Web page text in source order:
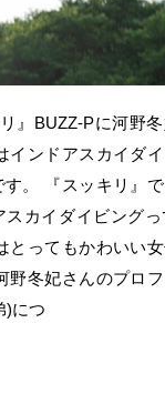
』BUZZ-Pに河野
インドアスカイダ
。 『スッキリ』
スカイダイビング
ってもかわいい
野冬妃さんのプロフ
)につ